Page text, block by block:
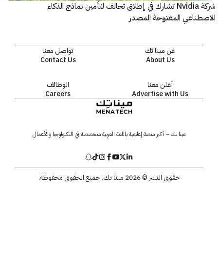
شركة Nvidia تشارك في إطلاق تحالف لتأمين نماذج الذكاء
المفتوحة المصدر
عن مينا تك
About Us
تواصل معنا
Contact Us
أعلن معنا
Advertise with Us
الوظائف
Careers
مينا تك – أكبر منصة إعلامية باللغة العربية متخصصة في التكنولوجيا والأعمال
حقوق النشر © 2026 مينا تك. جميع الحقوق محفوظة.